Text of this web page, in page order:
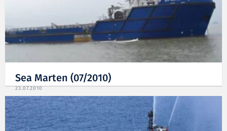
Sea Marten (07/2010)
23.07.2010